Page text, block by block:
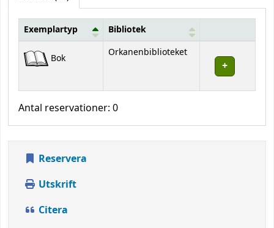
Bestånd
Exemplartyp Bibliotek
Bok Orkanenbiblioteket
Antal reservationer: 0
Reservera
Utskrift
Citera